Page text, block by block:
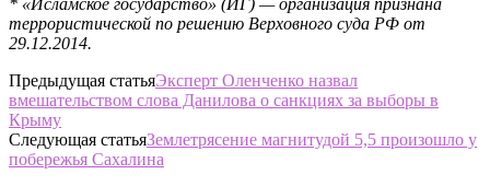
террористической по решению Верховного суда РФ от
29.12.2014.
Предыдущая статьяЭксперт Оленченко назвал
вмешательством слова Данилова о санкциях за выборы в
Крыму
Следующая статьяЗемлетрясение магнитудой 5,5 произошло у
побережья Сахалина